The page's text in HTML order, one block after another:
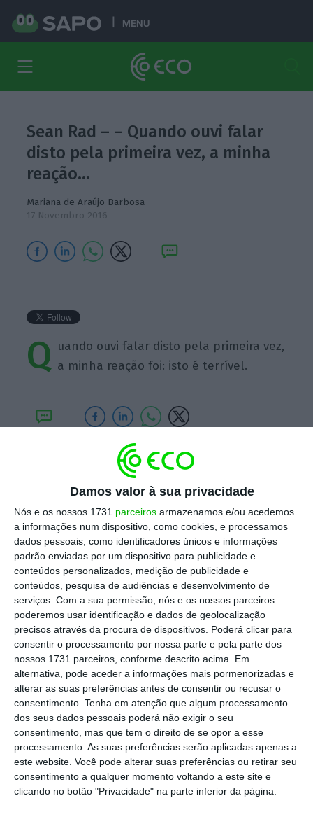
Damos valor à sua privacidade
Nós e os nossos 1731 parceiros armazenamos e/ou acedemos
a informações num dispositivo, como cookies, e processamos
dados pessoais, como identificadores únicos e informações
padrão enviadas por um dispositivo para publicidade e
conteúdos personalizados, medição de publicidade e
conteúdos, pesquisa de audiências e desenvolvimento de
serviços. Com a sua permissão, nós e os nossos parceiros
poderemos usar identificação e dados de geolocalização
precisos através da procura de dispositivos. Poderá clicar para
consentir o processamento por nossa parte e pela parte dos
nossos 1731 parceiros, conforme descrito acima. Em
alternativa, pode aceder a informações mais pormenorizadas e
alterar as suas preferências antes de consentir ou recusar o
consentimento. Tenha em atenção que algum processamento
dos seus dados pessoais poderá não exigir o seu
consentimento, mas que tem o direito de se opor a esse
processamento. As suas preferências serão aplicadas apenas a
este website. Você pode alterar suas preferências ou retirar seu
consentimento a qualquer momento voltando a este site e
clicando no botão "Privacidade" na parte inferior da página.
MENU
Sean Rad – – Quando ouvi falar
disto pela primeira vez, a minha
reação…
Mariana de Araújo Barbosa
17 Novembro 2016
Q uando ouvi falar disto pela primeira vez,
a minha reação foi: isto é terrível.
https://eco.sapo.pt/quote/sean-rad-quando-ouvi-falar-disto-pela-primeira-vez-a-minha-reacao-22/ Copiar
Assine o ECO Premium
No momento em que a informação é
mais importante do que nunca, apoie
o jornalismo independente e rigoroso.
De que forma? Assine o ECO Premium e
tenha acesso a notícias exclusivas, à
opinião que conta, às reportagens e
especiais que mostram o outro lado da
história.
Esta assinatura é uma forma de apoiar
o ECO e os seus jornalistas. A nossa
contrapartida é o jornalismo